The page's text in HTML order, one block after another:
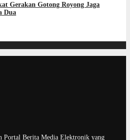
Gerakan Gotong Royong Jaga
Dua
Portal Berita Media Elektronik yang